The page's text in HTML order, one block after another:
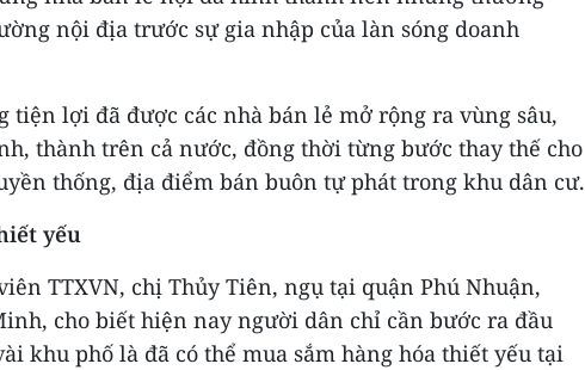
nội địa trước sự gia nhập của làn sóng doanh
tiện lợi đã được các nhà bán lẻ mở rộng ra vùng sâu,
thành trên cả nước, đồng thời từng bước thay thế cho
thống, địa điểm bán buôn tự phát trong khu dân cư.
yếu
TTXVN, chị Thủy Tiên, ngụ tại quận Phú Nhuận,
cho biết hiện nay người dân chỉ cần bước ra đầu
khu phố là đã có thể mua sắm hàng hóa thiết yếu tại